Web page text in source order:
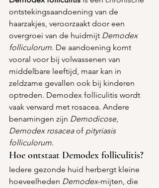
ontstekingsaandoening van de
haarzakjes, veroorzaakt door een
overgroei van de huidmijt Demodex
folliculorum. De aandoening komt
vooral voor bij volwassenen van
middelbare leeftijd, maar kan in
zeldzame gevallen ook bij kinderen
optreden. Demodex folliculitis wordt
vaak verward met rosacea. Andere
benamingen zijn Demodicose,
Demodex rosacea of pityriasis
folliculorum.
Hoe ontstaat Demodex folliculitis?
Iedere gezonde huid herbergt kleine
hoeveelheden Demodex-mijten, die